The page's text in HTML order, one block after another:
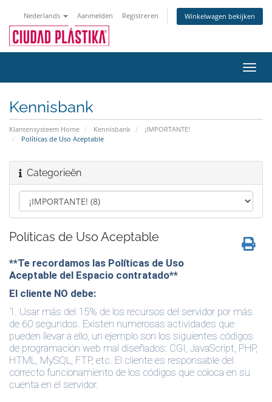
Nederlands Aanmelden Registreren Winkelwagen bekijken
in-/
Kennisbank
Klantensysteem Home Kennisbank
¡IMPORTANTE!
Políticas de Uso Aceptable
Categorieën
Políticas de Uso Aceptable
**Te recordamos las Políticas de Uso
Aceptable del Espacio contratado**
El cliente NO debe:
1. Usar más del 15% de los recursos del servidor por más
de 60 segundos. Existen numerosas actividades que
pueden llevar a ello, un ejemplo son los siguientes códigos
de programación web mal diseñados: CGI, JavaScript, PHP,
HTML, MySQL, FTP, etc. El cliente es responsable del
correcto funcionamiento de los códigos que coloca en su
cuenta en el servidor.